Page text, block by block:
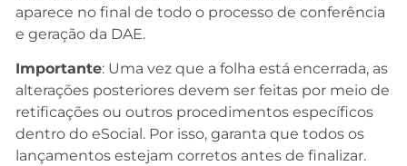
aparece no final de todo o processo de conferência
e geração da DAE.
Importante: Uma vez que a folha está encerrada, as
alterações posteriores devem ser feitas por meio de
retificações ou outros procedimentos específicos
dentro do eSocial. Por isso, garanta que todos os
lançamentos estejam corretos antes de finalizar.